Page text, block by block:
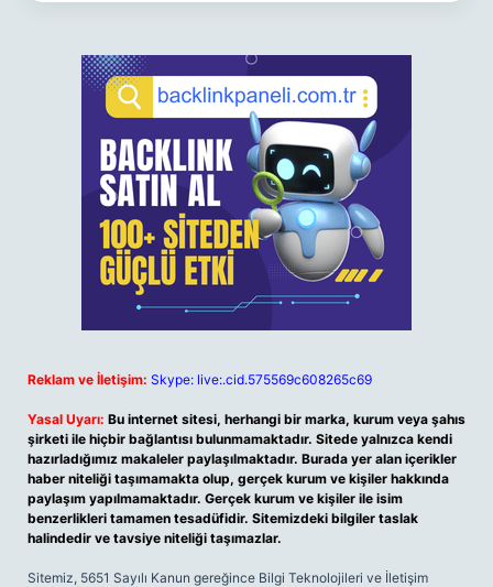
Reklam ve İletişim: Skype: live:.cid.575569c608265c69
Yasal Uyarı: Bu internet sitesi, herhangi bir marka, kurum veya şahıs
şirketi ile hiçbir bağlantısı bulunmamaktadır. Sitede yalnızca kendi
hazırladığımız makaleler paylaşılmaktadır. Burada yer alan içerikler
haber niteliği taşımamakta olup, gerçek kurum ve kişiler hakkında
paylaşım yapılmamaktadır. Gerçek kurum ve kişiler ile isim
benzerlikleri tamamen tesadüfidir. Sitemizdeki bilgiler taslak
halindedir ve tavsiye niteliği taşımazlar.
Sitemiz, 5651 Sayılı Kanun gereğince Bilgi Teknolojileri ve İletişim